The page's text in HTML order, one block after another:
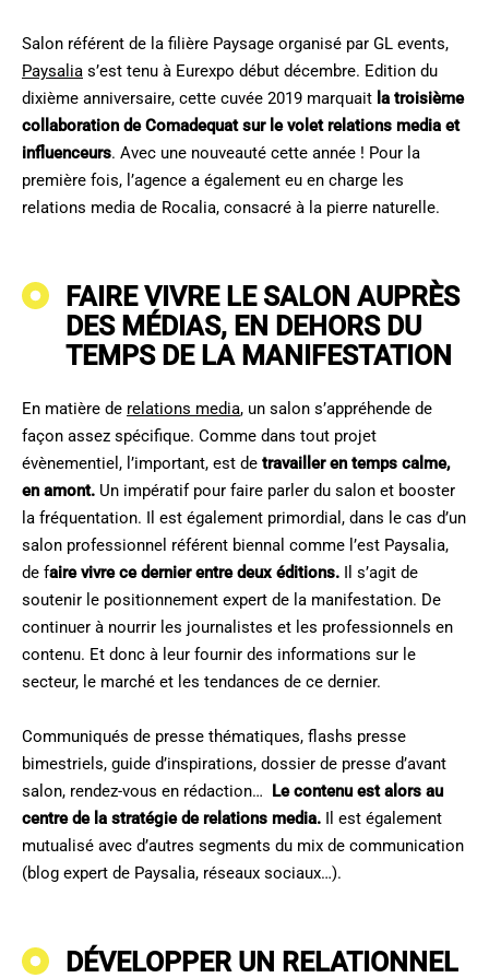
Salon référent de la filière Paysage organisé par GL events,
Paysalia s’est tenu à Eurexpo début décembre. Edition du
dixième anniversaire, cette cuvée 2019 marquait la troisième
collaboration de Comadequat sur le volet relations media et
influenceurs. Avec une nouveauté cette année ! Pour la
première fois, l’agence a également eu en charge les
relations media de Rocalia, consacré à la pierre naturelle.
FAIRE VIVRE LE SALON AUPRÈS
DES MÉDIAS, EN DEHORS DU
TEMPS DE LA MANIFESTATION
En matière de relations media, un salon s’appréhende de
façon assez spécifique. Comme dans tout projet
évènementiel, l’important, est de travailler en temps calme,
en amont. Un impératif pour faire parler du salon et booster
la fréquentation. Il est également primordial, dans le cas d’un
salon professionnel référent biennal comme l’est Paysalia,
de faire vivre ce dernier entre deux éditions. Il s’agit de
soutenir le positionnement expert de la manifestation. De
continuer à nourrir les journalistes et les professionnels en
contenu. Et donc à leur fournir des informations sur le
secteur, le marché et les tendances de ce dernier.
Communiqués de presse thématiques, flashs presse
bimestriels, guide d’inspirations, dossier de presse d’avant
salon, rendez-vous en rédaction… Le contenu est alors au
centre de la stratégie de relations media. Il est également
mutualisé avec d’autres segments du mix de communication
(blog expert de Paysalia, réseaux sociaux…).
DÉVELOPPER UN RELATIONNEL